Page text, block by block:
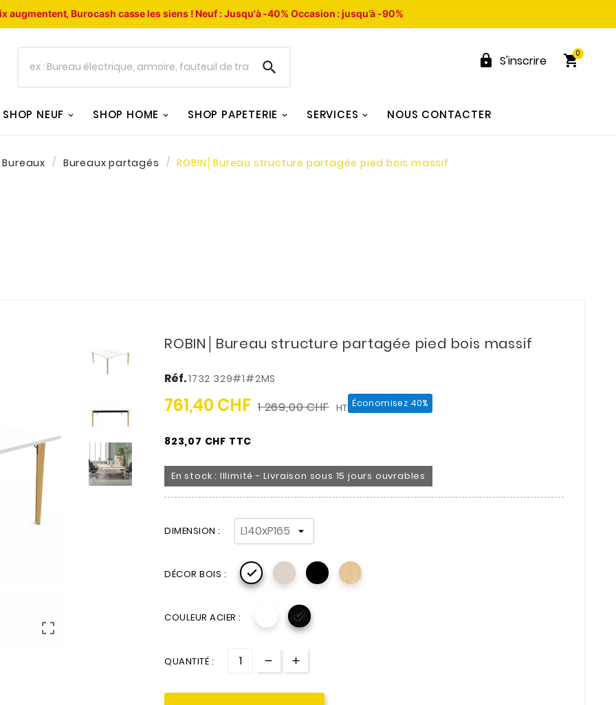
augmentent, Burocash casse les siens !Neuf : Jusqu'à -40%Occasion : jusqu’à -90%
  S'inscrire 
0
SHOP NEUF SHOP HOME SHOP PAPETERIE SERVICES NOUS CONTACTER
Bureaux Bureaux partagés ROBIN│Bureau structure partagée pied bois massif

ROBIN│Bureau structure partagée pied bois massif
Réf.1732 329#1#2MS
761,40 CHF 1 269,00 CHF HT Économisez 40%
823,07 CHF TTC
En stock : Illimité - Livraison sous 15 jours ouvrables
DIMENSION :
DÉCOR BOIS : 
COULEUR ACIER : 
QUANTITÉ :